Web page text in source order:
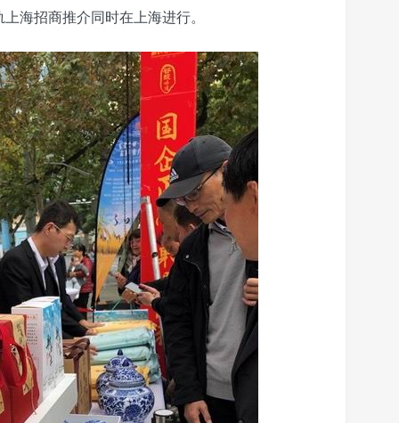
海招商推介同时在上海进行。